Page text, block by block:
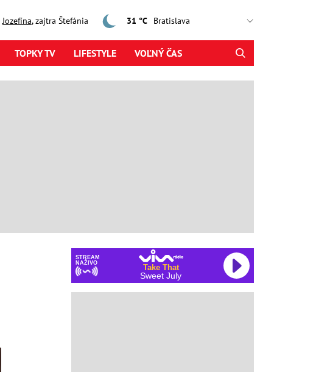
Jozefína, zajtra Štefánia 31 °C
TOPKY TV LIFESTYLE VOĽNÝ ČAS
STREAM
NAŽIVO
Take That
Sweet July